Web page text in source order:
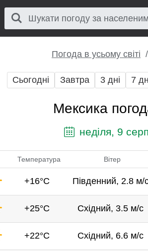
Погода в усьому світі
Сьогодні Завтра 3 дні 7
Мексика
неділя, 9
Температура Вітер
+16°C Південний, 2.8 м/
+25°C Східний, 3.5 м/с
+22°C Східний, 6.6 м/с